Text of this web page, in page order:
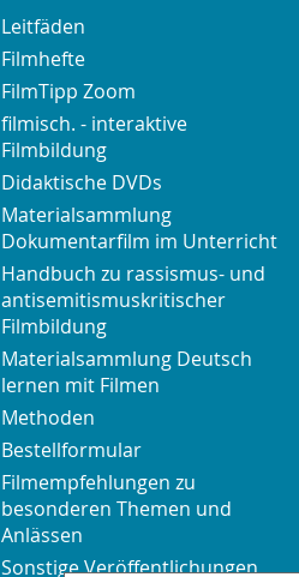
Leitfäden
Filmhefte
FilmTipp Zoom
filmisch. - interaktive
Filmbildung
Didaktische DVDs
Materialsammlung
Dokumentarfilm im Unterricht
Handbuch zu rassismus- und
antisemitismuskritischer
Filmbildung
Materialsammlung Deutsch
lernen mit Filmen
Methoden
Bestellformular
Filmempfehlungen zu
besonderen Themen und
Anlässen
Sonstige Veröffentlichungen